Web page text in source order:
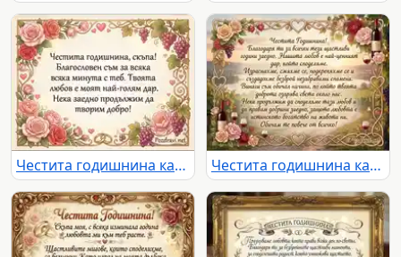
Честита годишнина картичка с романтично послание, рози, грозде и брачни халки. Израз на любов и благословия. Честита годишнина картичка с рози, вино и сърдечно послание за любов и щастие.